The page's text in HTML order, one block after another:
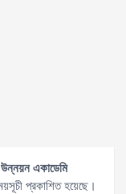
উন্নয়ন একাডেমি
প্রকাশিত হয়েছে।